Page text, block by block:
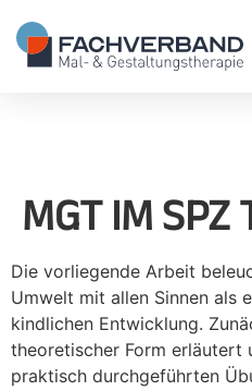
MGT IM SPZ
Die vorliegende Arbeit
Umwelt mit allen Sinnen als
kindlichen Entwicklung.
theoretischer Form erläutert
praktisch durchgeführten